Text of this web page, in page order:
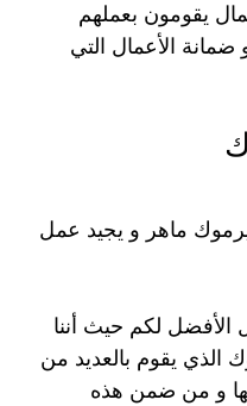
يقومون بعملهم
ضمانة الأعمال التي
ماهر و يجيد عمل
الأفضل لكم حيث أننا
الذي يقوم بالعديد من
و من ضمن هذه